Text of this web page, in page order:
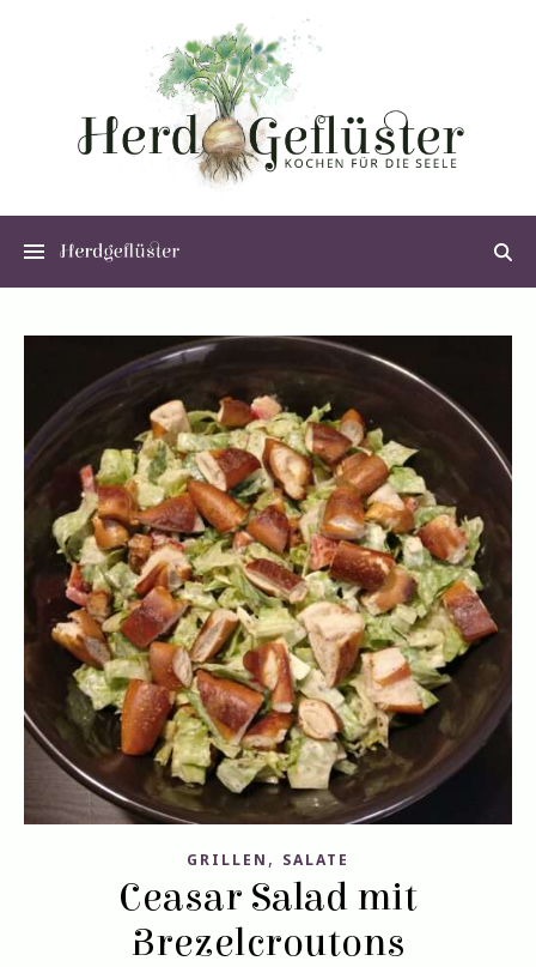
GRILLEN , SALATE
Ceasar Salad mit
Brezelcroutons